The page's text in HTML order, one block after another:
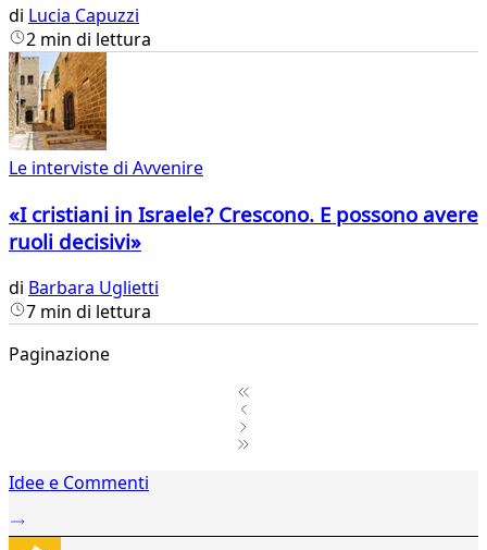
di Lucia Capuzzi
2 min di lettura
Le interviste di Avvenire
«I cristiani in Israele? Crescono. E possono avere
ruoli decisivi»
di Barbara Uglietti
7 min di lettura
Paginazione
2Idee e Commenti